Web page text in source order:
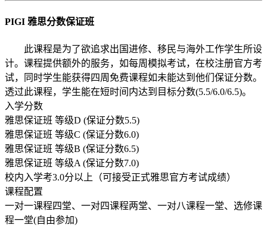
PIGI 雅思分数保证班
此课程是为了欲追求出国进修、移民与海外工作学生所设
计。课程提供额外的服务，如每周模拟考试，在校注册官方考
试，同时学生能获得四周免费课程如未能达到他们保证分数。
透过此课程，学生能在短时间内达到目标分数(5.5/6.0/6.5)。
入学分数
雅思保证班 等级D (保证分数5.5)
雅思保证班 等级C (保证分数6.0)
雅思保证班 等级B (保证分数6.5)
雅思保证班 等级A (保证分数7.0)
校内入学考3.0分以上（可接受正式雅思官方考试成绩）
课程配置
一对一课程四堂、一对四课程两堂、一对八课程一堂、选修课
程一堂(自由参加)